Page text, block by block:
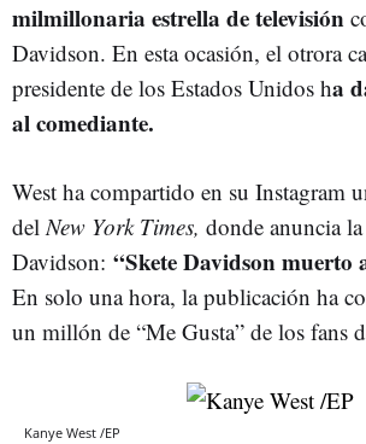
milmillonaria estrella de televisión
Davidson. En esta ocasión, el otrora
presidente de los Estados Unidos ha
al comediante.
West ha compartido en su Instagram
delNew York Times, donde anuncia
Davidson: “Skete Davidson muerto
En solo una hora, la publicación ha
un millón de “Me Gusta” de los fans
Kanye West /EP